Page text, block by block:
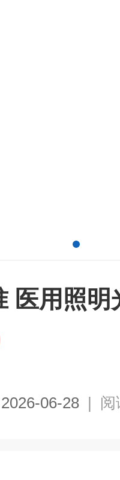
医用照明
2026-06-28 | 阅